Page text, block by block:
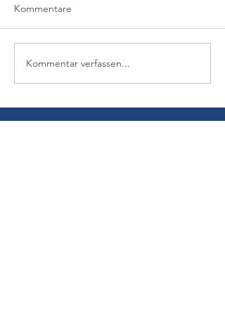
Kommentare
Kommentar verfassen...